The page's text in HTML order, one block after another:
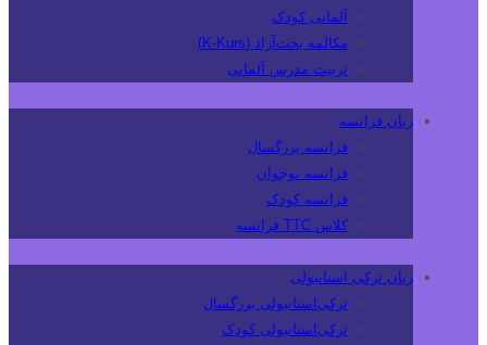
آلمانی کودک
مکالمه بحث‌آزاد (K-Kurs)
تربیت مدرس آلمانی
زبان فرانسه
فرانسه بزرگسال
فرانسه نوجوان
فرانسه کودک
کلاس TTC فرانسه
زبان ترکی استانبولی
ترکی‌استانبولی بزرگسال
ترکی‌استانبولی کودک